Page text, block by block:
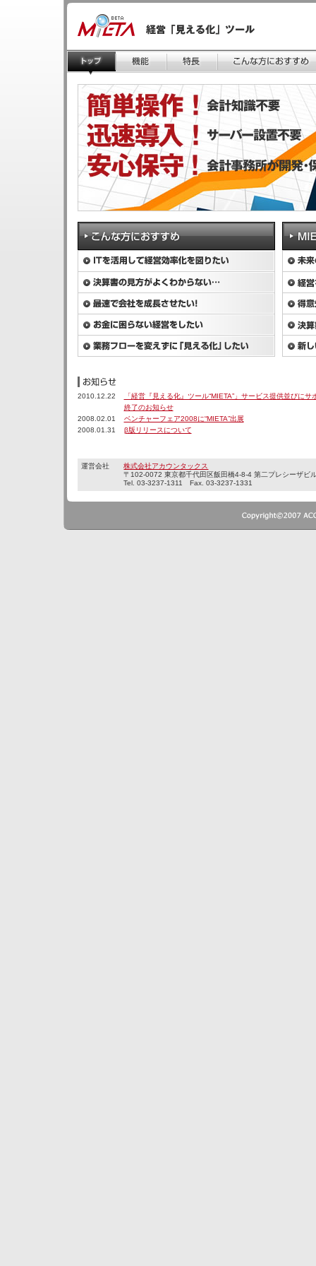
2010.12.22
「経営『見える化』ツール“MIETA”」サービス提供並びにサ
終了のお知らせ
2008.02.01
ベンチャーフェア2008に“MIETA”出展
2008.01.31
β版リリースについて
運営会社
株式会社アカウンタックス
〒102-0072 東京都千代田区飯田橋4-8-4 第二プレシーザビ
Tel. 03-3237-1311 Fax. 03-3237-1331